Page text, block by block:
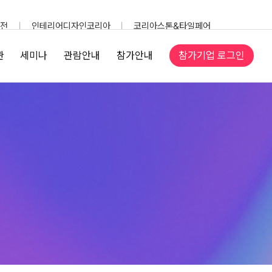
인테리어디자인코리아
코리아스톤&타일페어
세미나 관람안내 참가안내 참가기업 로그인